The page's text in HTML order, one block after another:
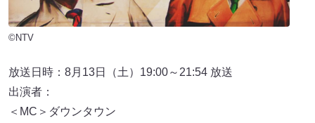
©NTV
放送日時：8月13日（土）19:00～21:54 放送
出演者：
＜MC＞ダウンタウン